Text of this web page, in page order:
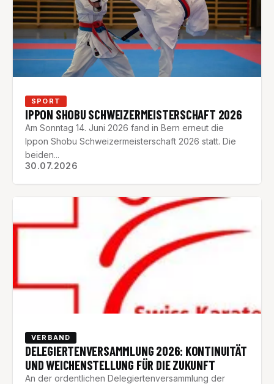
SPORT
30.07.2026
IPPON SHOBU SCHWEIZERMEISTERSCHAFT 2026
Am Sonntag 14. Juni 2026 fand in Bern erneut die
Ippon Shobu Schweizermeisterschaft 2026 statt. Die
beiden...
VERBAND
DELEGIERTENVERSAMMLUNG 2026: KONTINUITÄT
UND WEICHENSTELLUNG FÜR DIE ZUKUNFT
An der ordentlichen Delegiertenversammlung der